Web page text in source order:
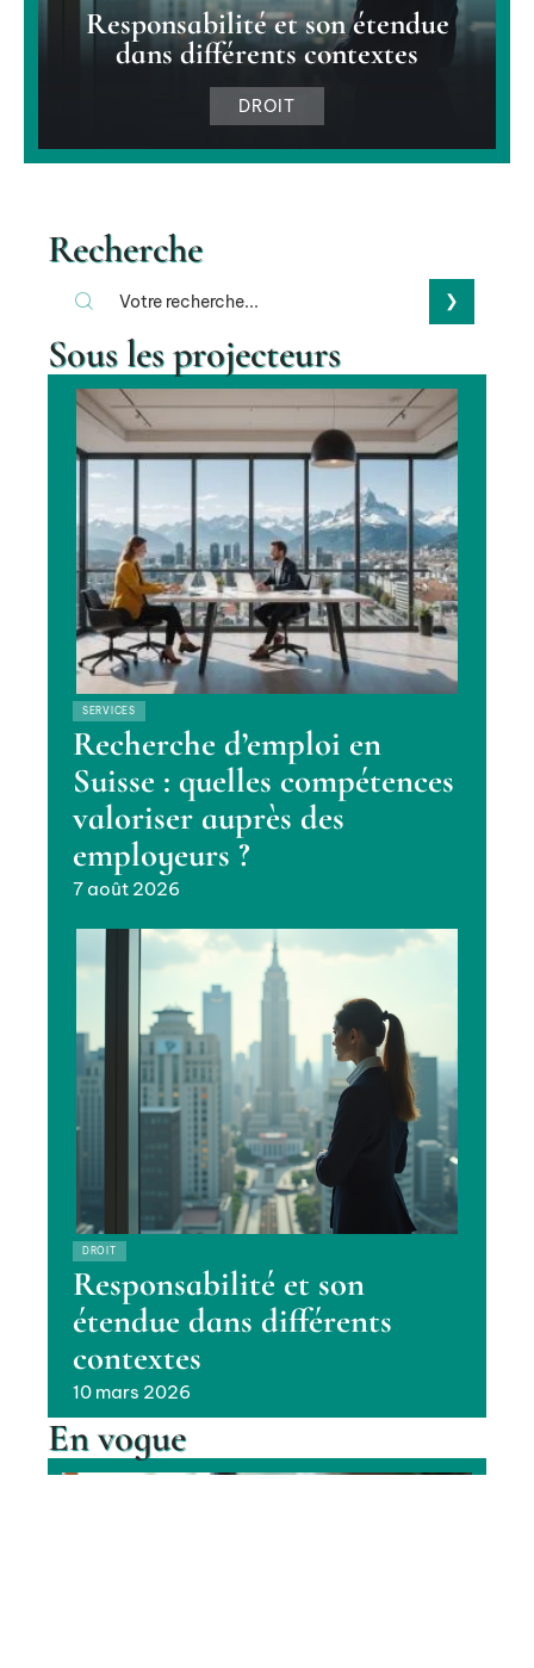
Responsabilité et son étendue
dans différents contextes
DROIT
Recherche
Sous les projecteurs
SERVICES
Recherche d’emploi en
Suisse : quelles compétences
valoriser auprès des
employeurs ?
7 août 2026
DROIT
Responsabilité et son
étendue dans différents
contextes
10 mars 2026
En vogue